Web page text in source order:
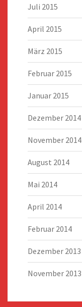
Juli 2015
April 2015
März 2015
Februar 2015
Januar 2015
Dezember 2014
November 2014
August 2014
Mai 2014
April 2014
Februar 2014
Dezember 2013
November 2013